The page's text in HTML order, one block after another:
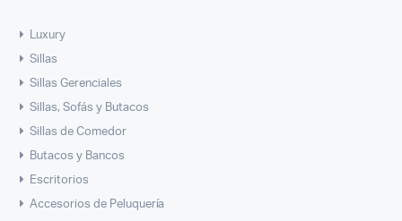
Luxury
Sillas
Sillas Gerenciales
Sillas, Sofás y Butacos
Sillas de Comedor
Butacos y Bancos
Escritorios
Accesorios de Peluquería